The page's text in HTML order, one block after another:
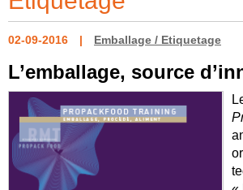
02-09-2016 Emballage / Etiquetage
L’emballage, source